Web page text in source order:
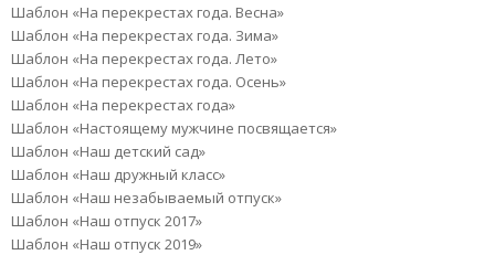
Шаблон «На перекрестах года. Весна»
Шаблон «На перекрестах года. Зима»
Шаблон «На перекрестах года. Лето»
Шаблон «На перекрестах года. Осень»
Шаблон «На перекрестах года»
Шаблон «Настоящему мужчине посвящается»
Шаблон «Наш детский сад»
Шаблон «Наш дружный класс»
Шаблон «Наш незабываемый отпуск»
Шаблон «Наш отпуск 2017»
Шаблон «Наш отпуск 2019»